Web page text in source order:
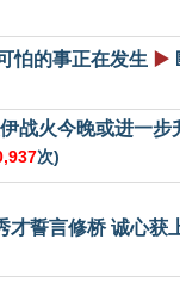
怕的事正在发生 ▶️
战火今晚或进一步
次)
才誓言修桥 诚心获